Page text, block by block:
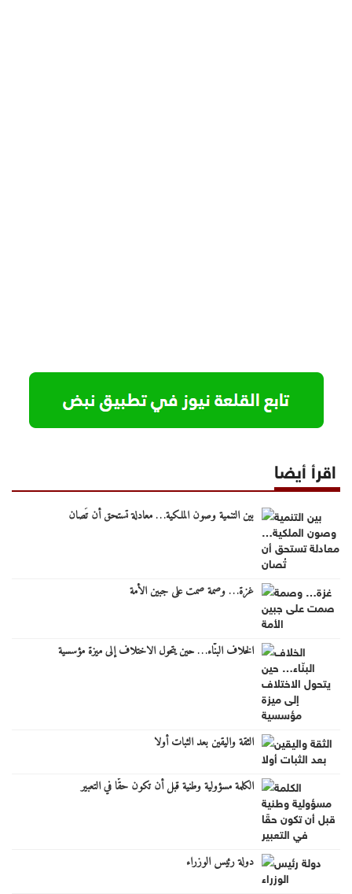
اقرأ أيضا
بين التنمية وصون الملكية… معادلة تستحق أن تُصان
غزة… وصمة صمت على جبين الأمة
الخلاف البنّاء… حين يتحول الاختلاف إلى ميزة مؤسسية
الثقة واليقين بعد الثبات أولا
الكلمة مسؤولية وطنية قبل أن تكون حقًا في التعبير
دولة رئيس الوزراء